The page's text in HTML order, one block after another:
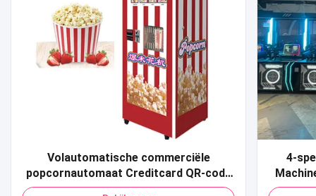
Volautomatische commerciële
popcornautomaat Creditcard QR-code
Betaling Pop Corn-automaat voor
4-
Sport